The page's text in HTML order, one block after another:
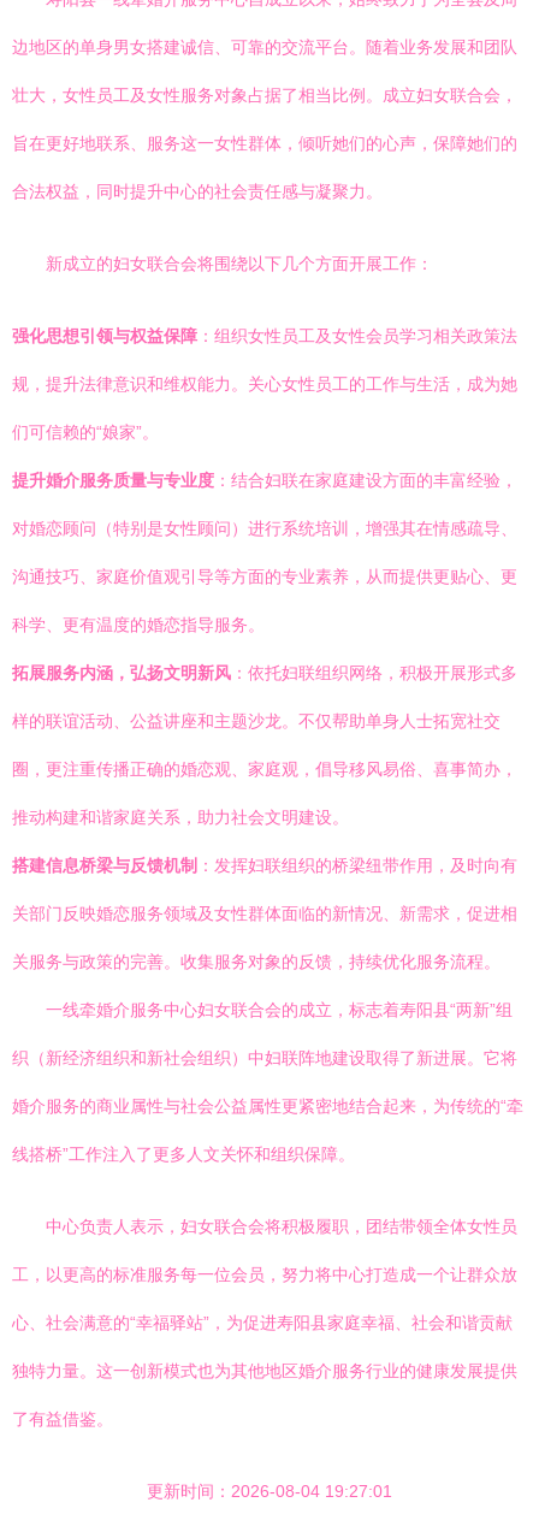
边地区的单身男女搭建诚信、可靠的交流平台。随着业务发展和团队
壮大，女性员工及女性服务对象占据了相当比例。成立妇女联合会，
旨在更好地联系、服务这一女性群体，倾听她们的心声，保障她们的
合法权益，同时提升中心的社会责任感与凝聚力。
新成立的妇女联合会将围绕以下几个方面开展工作：
强化思想引领与权益保障 ：组织女性员工及女性会员学习相关政策法
规，提升法律意识和维权能力。关心女性员工的工作与生活，成为她
们可信赖的“娘家”。
提升婚介服务质量与专业度 ：结合妇联在家庭建设方面的丰富经验，
对婚恋顾问（特别是女性顾问）进行系统培训，增强其在情感疏导、
沟通技巧、家庭价值观引导等方面的专业素养，从而提供更贴心、更
科学、更有温度的婚恋指导服务。
拓展服务内涵，弘扬文明新风 ：依托妇联组织网络，积极开展形式多
样的联谊活动、公益讲座和主题沙龙。不仅帮助单身人士拓宽社交
圈，更注重传播正确的婚恋观、家庭观，倡导移风易俗、喜事简办，
推动构建和谐家庭关系，助力社会文明建设。
搭建信息桥梁与反馈机制 ：发挥妇联组织的桥梁纽带作用，及时向有
关部门反映婚恋服务领域及女性群体面临的新情况、新需求，促进相
关服务与政策的完善。收集服务对象的反馈，持续优化服务流程。
一线牵婚介服务中心妇女联合会的成立，标志着寿阳县“两新”组
织（新经济组织和新社会组织）中妇联阵地建设取得了新进展。它将
婚介服务的商业属性与社会公益属性更紧密地结合起来，为传统的“牵
线搭桥”工作注入了更多人文关怀和组织保障。
中心负责人表示，妇女联合会将积极履职，团结带领全体女性员
工，以更高的标准服务每一位会员，努力将中心打造成一个让群众放
心、社会满意的“幸福驿站”，为促进寿阳县家庭幸福、社会和谐贡献
独特力量。这一创新模式也为其他地区婚介服务行业的健康发展提供
了有益借鉴。
更新时间：2026-08-04 19:27:01